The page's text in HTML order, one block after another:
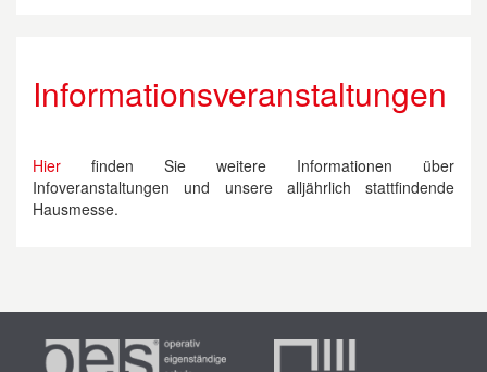
Informationsveranstaltungen
Hier finden Sie weitere Informationen über
Infoveranstaltungen und unsere alljährlich stattfindende
Hausmesse.